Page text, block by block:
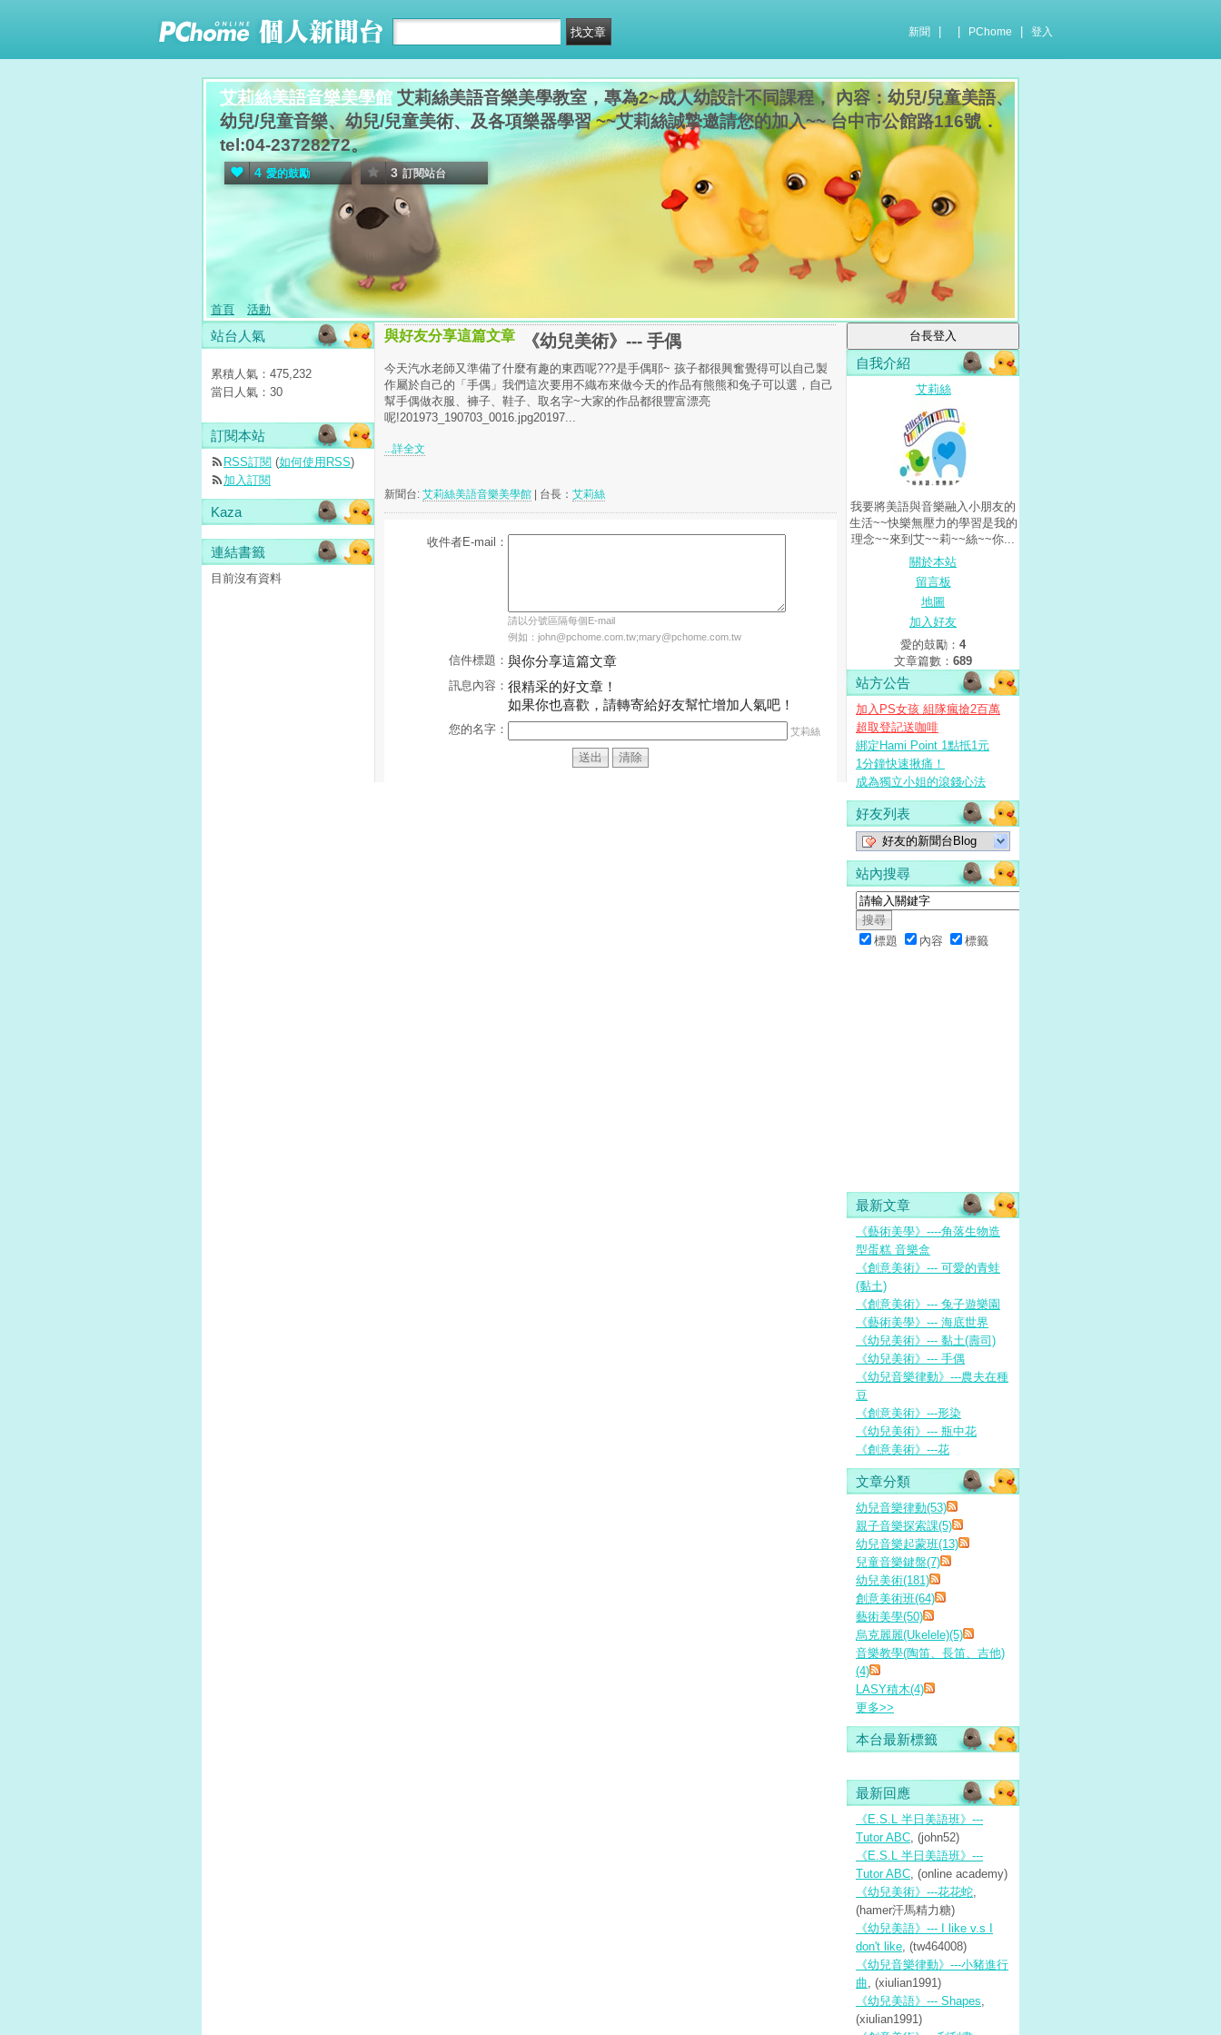
新聞 PChome 登入
艾莉絲美語音樂美學館 艾莉絲美語音樂美學教室，專為2~成人幼設計不同課程， 內容：幼兒/兒童美語、
幼兒/兒童音樂、幼兒/兒童美術、及各項樂器學習 ~~艾莉絲誠摯邀請您的加入~~ 台中市公館路116號．
tel:04-23728272。
4 愛的鼓勵 3 訂閱站台
首頁 活動
與好友分享這篇文章 《幼兒美術》--- 手偶
今天汽水老師又準備了什麼有趣的東西呢???是手偶耶~ 孩子都很興奮覺得可以自己製
作屬於自己的「手偶」我們這次要用不織布來做今天的作品有熊熊和兔子可以選，自己
幫手偶做衣服、褲子、鞋子、取名字~大家的作品都很豐富漂亮
呢!201973_190703_0016.jpg20197...
...詳全文
新聞台: 艾莉絲美語音樂美學館 | 台長： 艾莉絲
收件者E-mail：
請以分號區隔每個E-mail
例如：john@pchome.com.tw;mary@pchome.com.tw
信件標題： 與你分享這篇文章
訊息內容： 很精采的好文章！
如果你也喜歡，請轉寄給好友幫忙增加人氣吧！
您的名字： 艾莉絲
自我介紹
艾莉絲
我要將美語與音樂融入小朋友的
生活~~快樂無壓力的學習是我的
理念~~來到艾~~莉~~絲~~你...
關於本站
留言板
地圖
加入好友
愛的鼓勵： 4
文章篇數： 689
站方公告
加入PS女孩 組隊瘋搶2百萬
超取登記送咖啡
綁定Hami Point 1點抵1元
1分鐘快速揪痛！
成為獨立小姐的滾錢心法
好友列表
好友的新聞台Blog
站內搜尋
標題 內容 標籤
最新文章
《藝術美學》----角落生物造
型蛋糕 音樂盒
《創意美術》--- 可愛的青蛙
(黏土)
《創意美術》--- 兔子遊樂園
《藝術美學》--- 海底世界
《幼兒美術》--- 黏土(壽司)
《幼兒美術》--- 手偶
《幼兒音樂律動》---農夫在種
豆
《創意美術》---形染
《幼兒美術》--- 瓶中花
《創意美術》---花
文章分類
幼兒音樂律動(53)
親子音樂探索課(5)
幼兒音樂起蒙班(13)
兒童音樂鍵盤(7)
幼兒美術(181)
創意美術班(64)
藝術美學(50)
烏克麗麗(Ukelele)(5)
音樂教學(陶笛、長笛、吉他)
(4)
LASY積木(4)
更多>>
本台最新標籤
最新回應
《E.S.L 半日美語班》---
Tutor ABC, (john52)
《E.S.L 半日美語班》---
Tutor ABC, (online academy)
《幼兒美術》---花花蛇,
(hamer汗馬精力糖)
《幼兒美語》--- I like v.s I
don't like, (tw464008)
《幼兒音樂律動》---小豬進行
曲, (xiulian1991)
《幼兒美語》--- Shapes,
(xiulian1991)
站台人氣
累積人氣： 475,232
當日人氣： 30
訂閱本站
RSS訂閱 (如何使用RSS)
加入訂閱
Kaza
連結書籤
目前沒有資料